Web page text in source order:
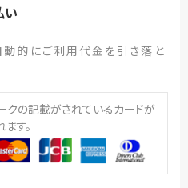
い
動的にご利用代金を引き落と
クの記載がされているカードが
す。